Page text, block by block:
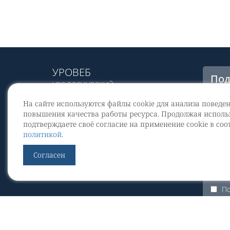
На сайте используются файлы cookie для анализа
повышения качества работы ресурса. Продолжая
подтверждаете своё согласие на применение cookie в
политикой.
Согласен
УРОВЕБ
УРОЛОГИЧЕСКИЙ
© 2002 - 2026
МЕДИАКИТ 2023